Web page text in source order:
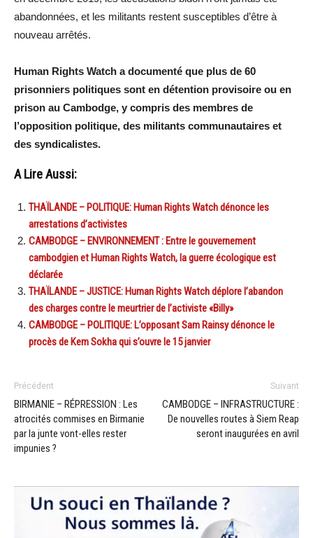
abandonnées, et les militants restent susceptibles d’être à
nouveau arrêtés.
Human Rights Watch a documenté que plus de 60
prisonniers politiques sont en détention provisoire ou en
prison au Cambodge, y compris des membres de
l’opposition politique, des militants communautaires et
des syndicalistes.
A Lire Aussi:
THAÏLANDE – POLITIQUE: Human Rights Watch dénonce les
arrestations d’activistes
CAMBODGE – ENVIRONNEMENT : Entre le gouvernement
cambodgien et Human Rights Watch, la guerre écologique est
déclarée
THAÏLANDE – JUSTICE: Human Rights Watch déplore l’abandon
des charges contre le meurtrier de l’activiste «Billy»
CAMBODGE – POLITIQUE: L’opposant Sam Rainsy dénonce le
procès de Kem Sokha qui s’ouvre le 15 janvier
Précédent
BIRMANIE – RÉPRESSION : Les
atrocités commises en Birmanie
par la junte vont-elles rester
impunies ?
Suivant
CAMBODGE – INFRASTRUCTURE :
De nouvelles routes à Siem Reap
seront inaugurées en avril